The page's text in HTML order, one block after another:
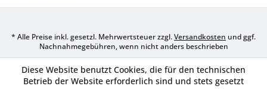
* Alle Preise inkl. gesetzl. Mehrwertsteuer zzgl.Versandkosten und ggf.
Nachnahmegebühren, wenn nicht anders beschrieben
Diese Website benutzt Cookies, die für den technischen
Betrieb der Website erforderlich sind und stets gesetzt